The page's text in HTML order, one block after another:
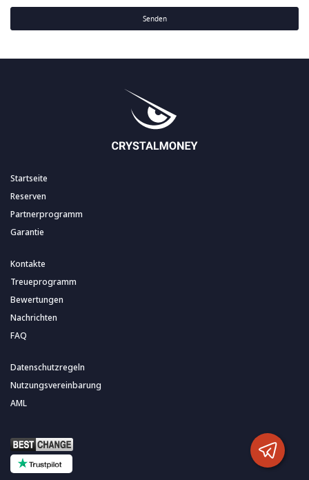
Senden
Startseite
Reserven
Partnerprogramm
Garantie
Kontakte
Treueprogramm
Bewertungen
Nachrichten
FAQ
Datenschutzregeln
Nutzungsvereinbarung
AML